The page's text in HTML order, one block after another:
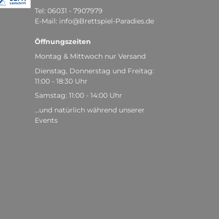
Tel: 06031 - 7907979
E-Mail: info@Brettspiel-Paradies.de
Öffnungszeiten
Montag & Mittwoch nur Versand
Dienstag, Donnerstag und Freitag:
11:00 - 18:30 Uhr
Samstag: 11:00 - 14:00 Uhr
...und natürlich während unserer
Events